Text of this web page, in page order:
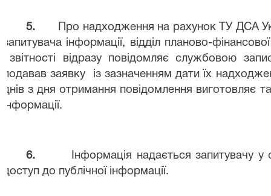
5.
Про надходження на рахунок ТУ ДСА
запитувача інформації, відділ планово-
звітності відразу повідомляє службовою
подавав заявку
із зазначенням дати їх
днів з дня отримання повідомлення виготовляє
інформації.
6.
Інформація надається запитувачу
доступ до публічної інформації.